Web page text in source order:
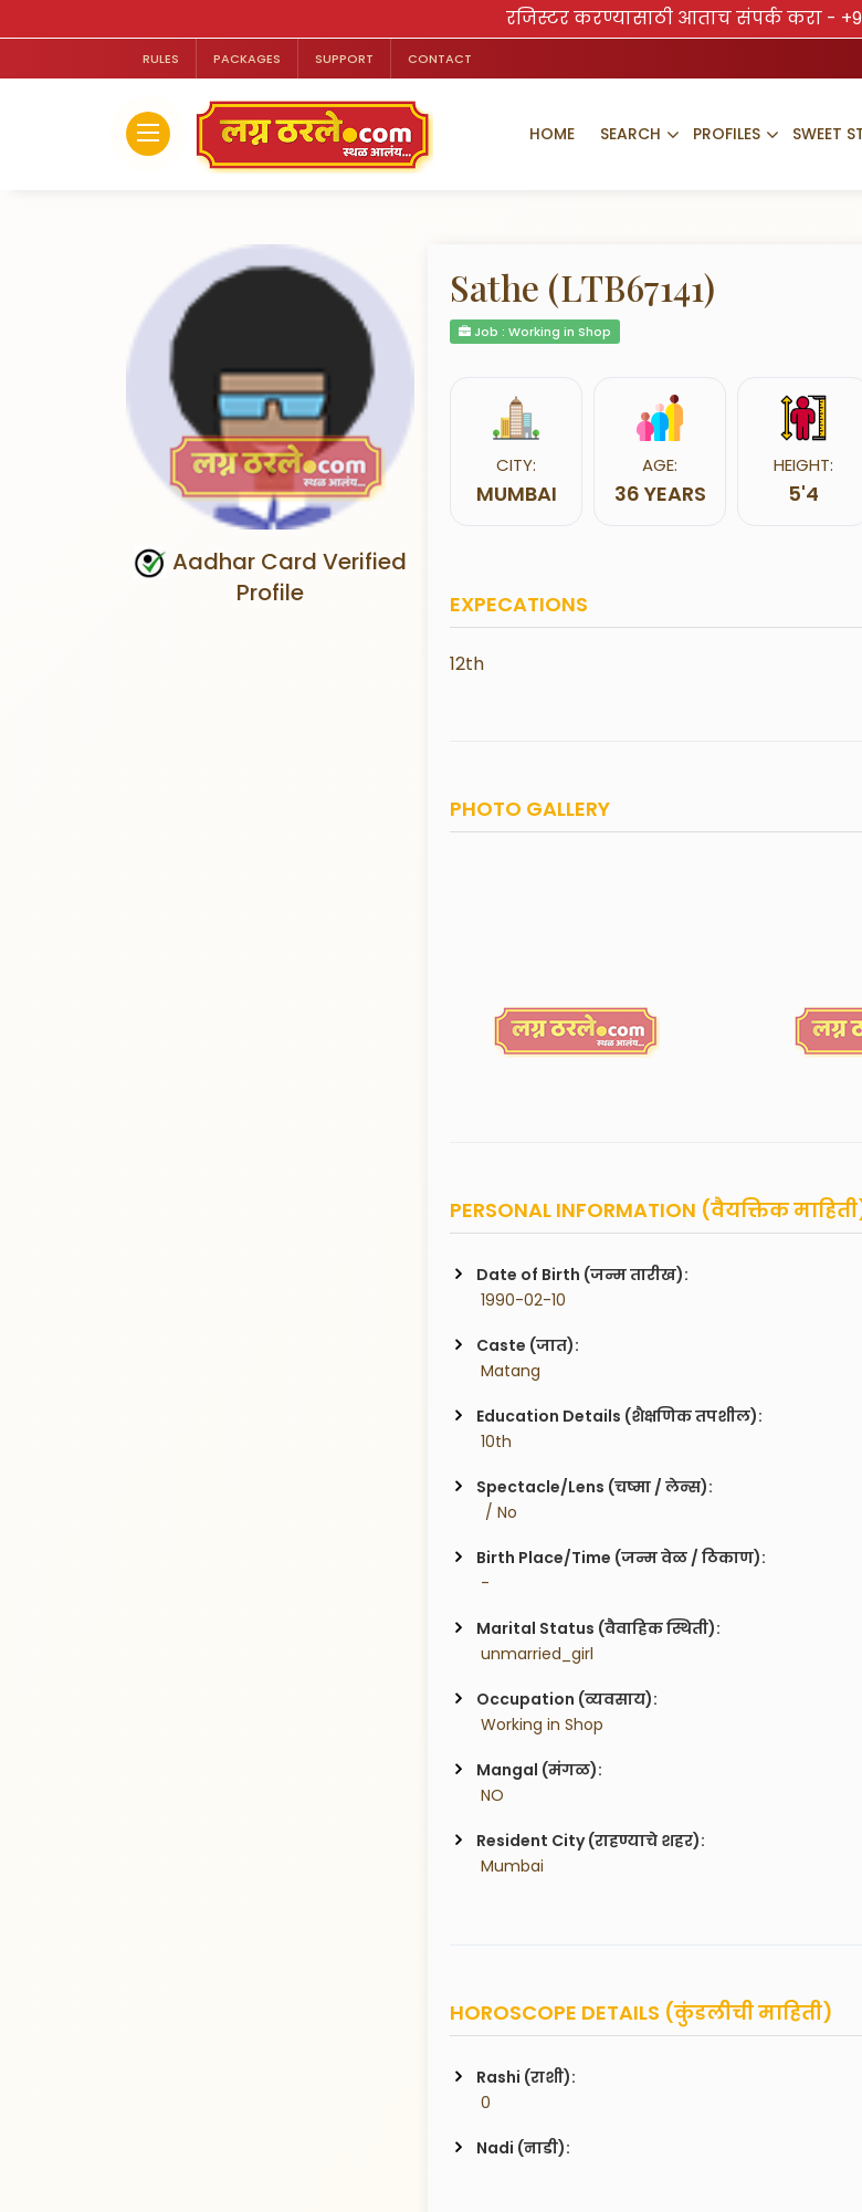
रजिस्टर करण्यासाठी आताच संपर्क करा -
RULES PACKAGES SUPPORT CONTACT
HOME SEARCH PROFILES SWEET
Aadhar Card Verified
Profile
Sathe (LTB67141)
Job : Working in Shop
CITY:
MUMBAI
AGE:
36 YEARS
HEIGHT:
5'4
EXPECATIONS
12th
PHOTO GALLERY
PERSONAL INFORMATION (वैयक्तिक
Date of Birth (जन्म तारीख):
1990-02-10
Caste (जात):
Matang
Education Details (शैक्षणिक तपशील):
10th
Spectacle/Lens (चष्मा / लेन्स):
  / No
Birth Place/Time (जन्म वेळ / ठिकाण):
-
Marital Status (वैवाहिक स्थिती):
unmarried_girl
Occupation (व्यवसाय):
Working in Shop
Mangal (मंगळ):
NO
Resident City (राहण्याचे शहर):
Mumbai
HOROSCOPE DETAILS (कुंडलीची माहिती)
Rashi (राशी):
0
Nadi (नाडी):